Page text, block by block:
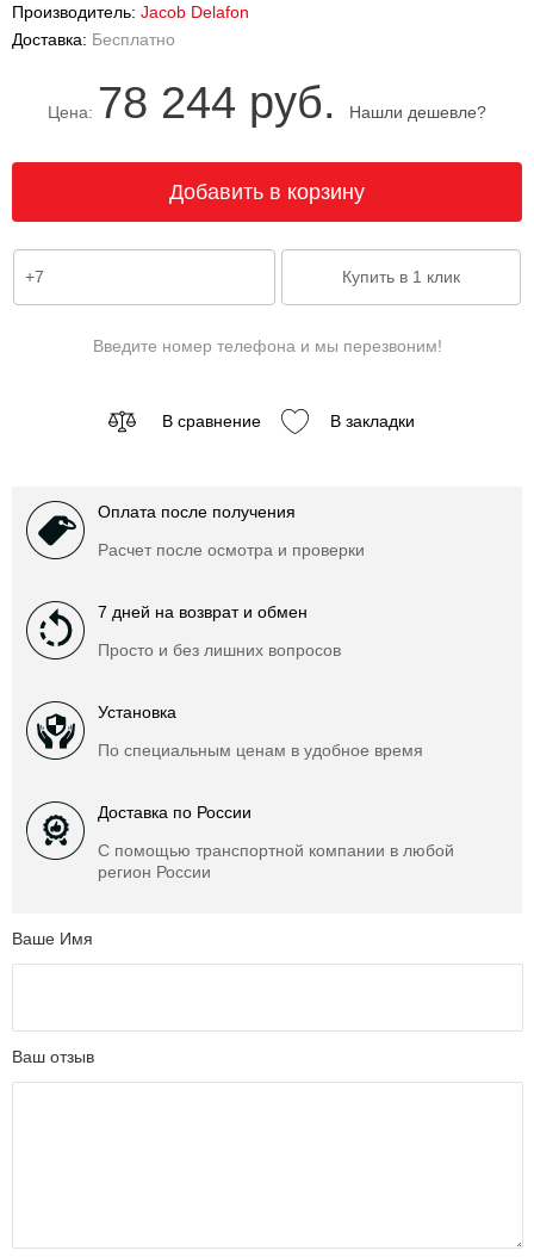
Производитель: Jacob Delafon
Доставка: Бесплатно
Цена: 78 244 руб. Нашли дешевле?
Введите номер телефона и мы перезвоним!
В сравнение В закладки
Оплата после получения
Расчет после осмотра и проверки
7 дней на возврат и обмен
Просто и без лишних вопросов
Установка
По специальным ценам в удобное время
Доставка по России
С помощью транспортной компании в любой
регион России
Ваше Имя
Ваш отзыв